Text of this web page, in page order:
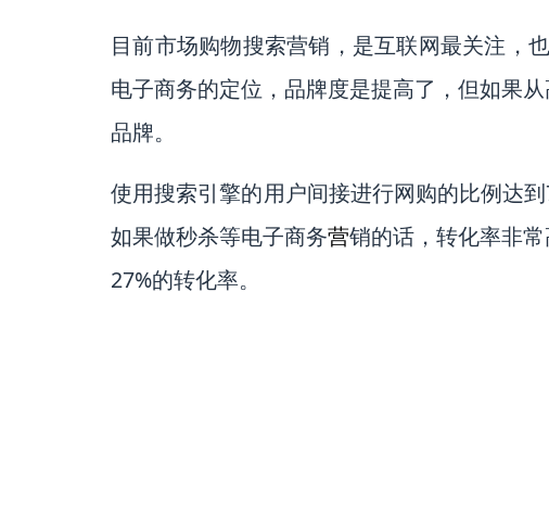
目前市场购物搜索营销，是互联网最关注，
电子商务的定位，品牌度是提高了，但如果
品牌。
使用搜索引擎的用户间接进行网购的比例达
如果做秒杀等电子商务营销的话，转化率非
27%的转化率。